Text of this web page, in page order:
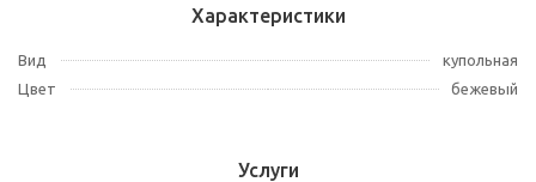
Характеристики
Вид
купольная
Цвет
бежевый
Услуги